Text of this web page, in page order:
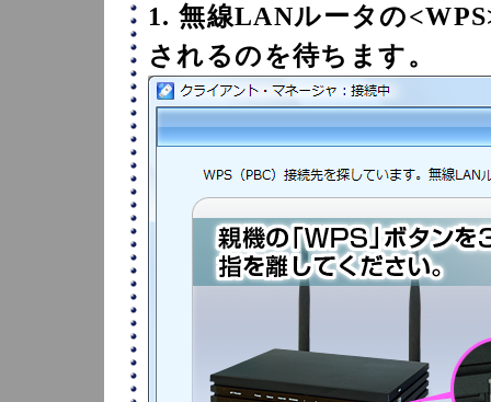
1. 無線LANルータの
されるのを待ちます。